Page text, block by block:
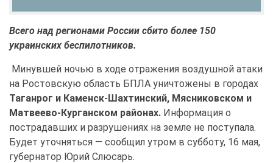
Всего над регионами России сбито более 150
украинских беспилотников.
Минувшей ночью в ходе отражения воздушной атаки
на Ростовскую область БПЛА уничтожены в городах
Таганрог и Каменск-Шахтинский, Мясниковском и
Матвеево-Курганском районах. Информация о
пострадавших и разрушениях на земле не поступала.
Будет уточняться — сообщил утром в субботу, 16 мая,
губернатор Юрий Слюсарь.